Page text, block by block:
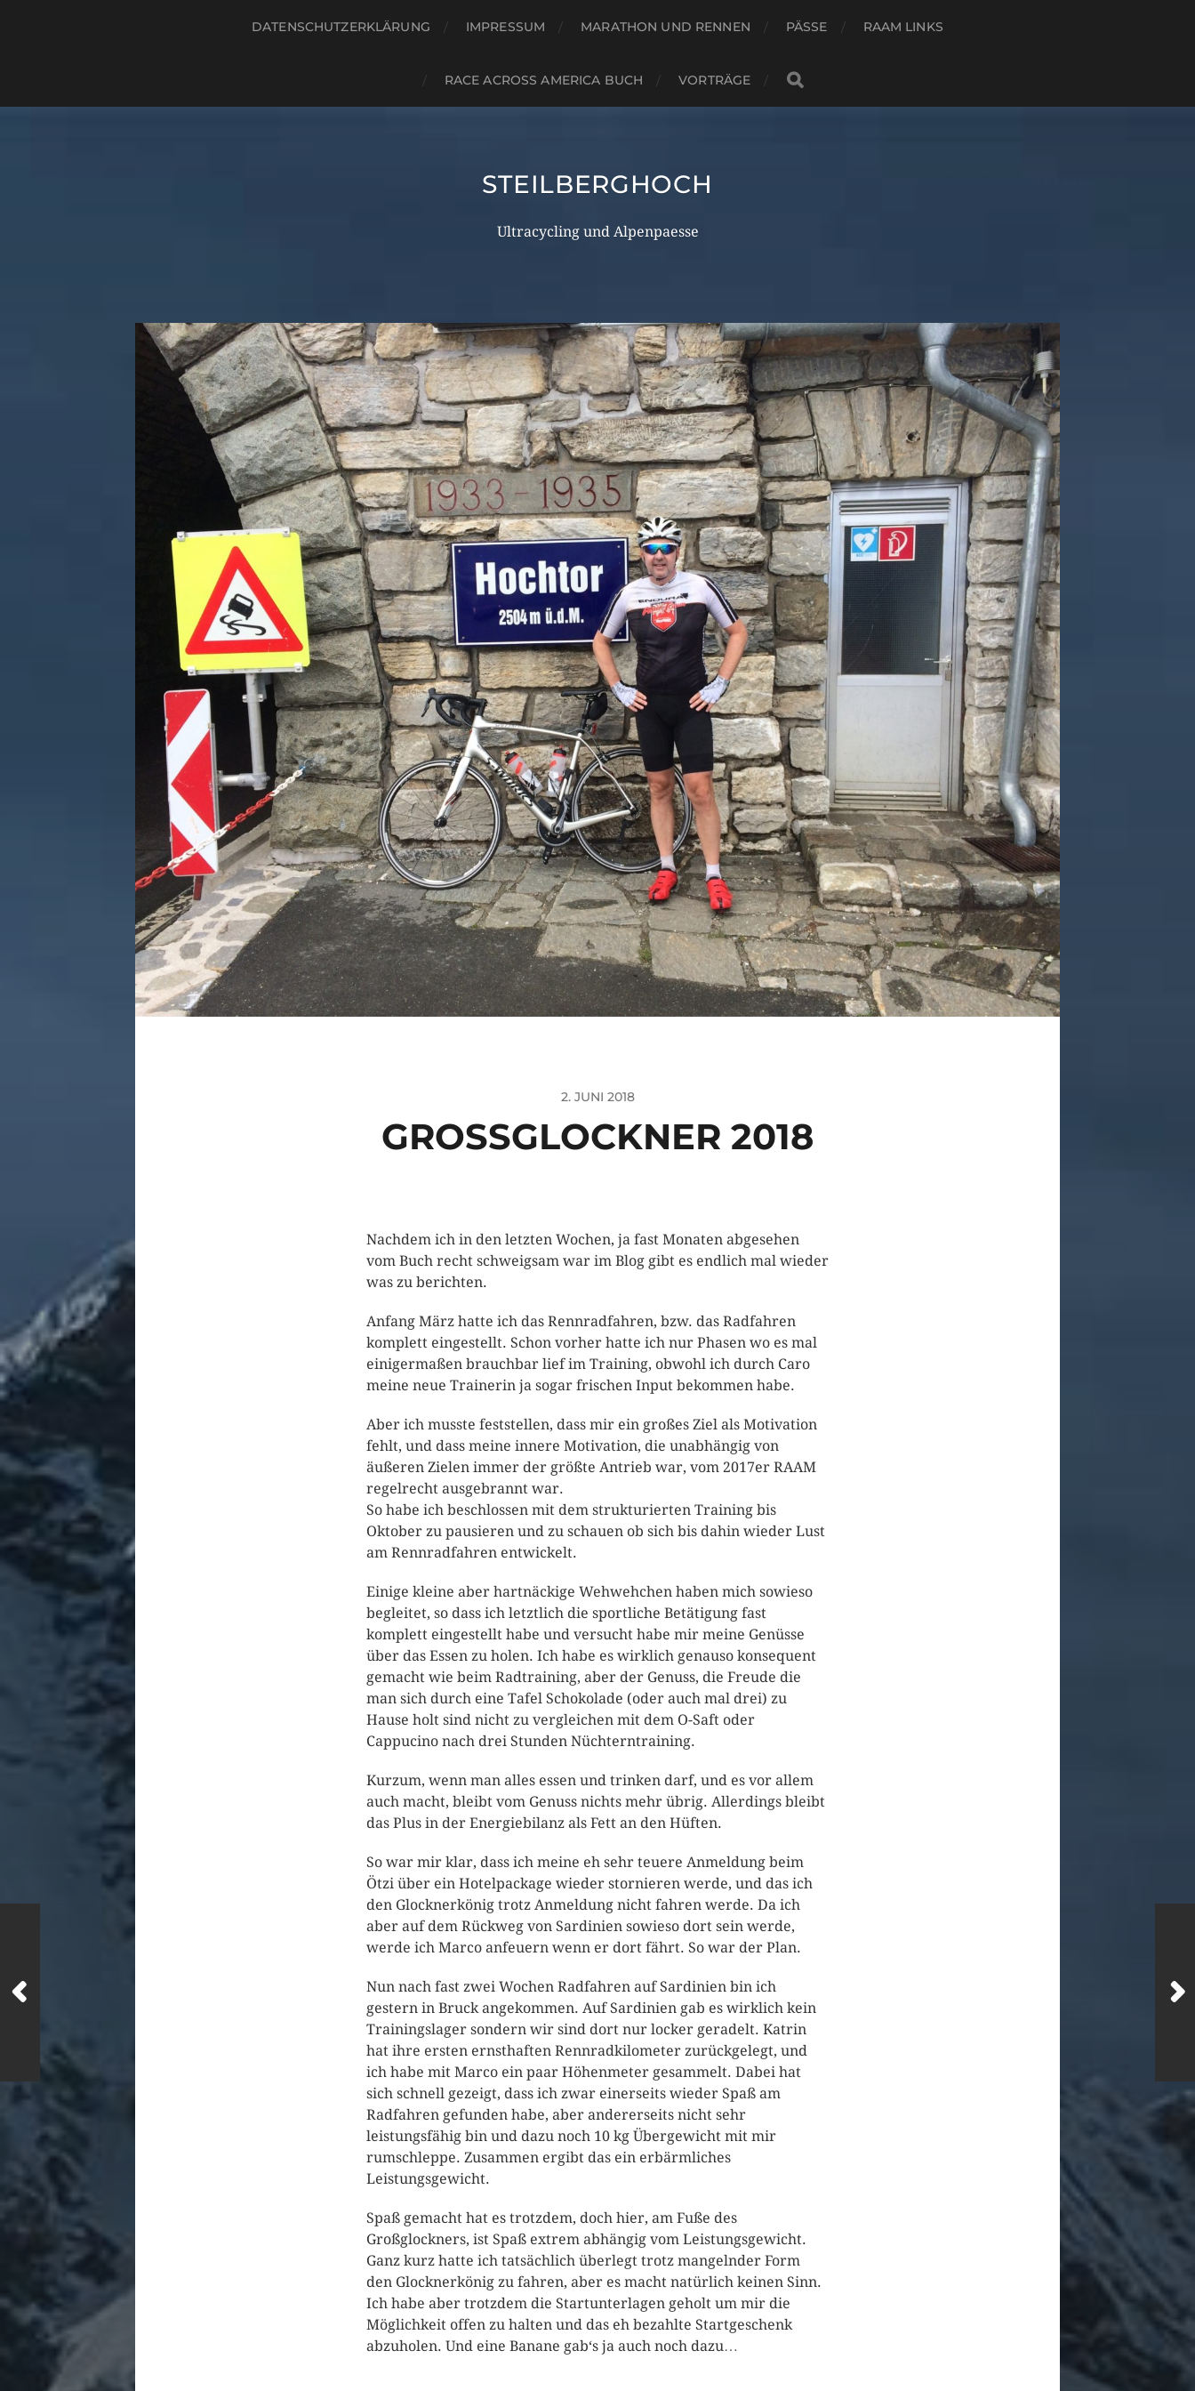
DATENSCHUTZERKLÄRUNG IMPRESSUM MARATHON UND RENNEN PÄSSE RAAM LINKS
RACE ACROSS AMERICA BUCH VORTRÄGE
STEILBERGHOCH
Ultracycling und Alpenpaesse
2. JUNI 2018
GROSSGLOCKNER 2018
Nachdem ich in den letzten Wochen, ja fast Monaten abgesehen
vom Buch recht schweigsam war im Blog gibt es endlich mal wieder
was zu berichten.
Anfang März hatte ich das Rennradfahren, bzw. das Radfahren
komplett eingestellt. Schon vorher hatte ich nur Phasen wo es mal
einigermaßen brauchbar lief im Training, obwohl ich durch Caro
meine neue Trainerin ja sogar frischen Input bekommen habe.
Aber ich musste feststellen, dass mir ein großes Ziel als Motivation
fehlt, und dass meine innere Motivation, die unabhängig von
äußeren Zielen immer der größte Antrieb war, vom 2017er RAAM
regelrecht ausgebrannt war.
So habe ich beschlossen mit dem strukturierten Training bis
Oktober zu pausieren und zu schauen ob sich bis dahin wieder Lust
am Rennradfahren entwickelt.
Einige kleine aber hartnäckige Wehwehchen haben mich sowieso
begleitet, so dass ich letztlich die sportliche Betätigung fast
komplett eingestellt habe und versucht habe mir meine Genüsse
über das Essen zu holen. Ich habe es wirklich genauso konsequent
gemacht wie beim Radtraining, aber der Genuss, die Freude die
man sich durch eine Tafel Schokolade (oder auch mal drei) zu
Hause holt sind nicht zu vergleichen mit dem O-Saft oder
Cappucino nach drei Stunden Nüchterntraining.
Kurzum, wenn man alles essen und trinken darf, und es vor allem
auch macht, bleibt vom Genuss nichts mehr übrig. Allerdings bleibt
das Plus in der Energiebilanz als Fett an den Hüften.
So war mir klar, dass ich meine eh sehr teuere Anmeldung beim
Ötzi über ein Hotelpackage wieder stornieren werde, und das ich
den Glocknerkönig trotz Anmeldung nicht fahren werde. Da ich
aber auf dem Rückweg von Sardinien sowieso dort sein werde,
werde ich Marco anfeuern wenn er dort fährt. So war der Plan.
Nun nach fast zwei Wochen Radfahren auf Sardinien bin ich
gestern in Bruck angekommen. Auf Sardinien gab es wirklich kein
Trainingslager sondern wir sind dort nur locker geradelt. Katrin
hat ihre ersten ernsthaften Rennradkilometer zurückgelegt, und
ich habe mit Marco ein paar Höhenmeter gesammelt. Dabei hat
sich schnell gezeigt, dass ich zwar einerseits wieder Spaß am
Radfahren gefunden habe, aber andererseits nicht sehr
leistungsfähig bin und dazu noch 10 kg Übergewicht mit mir
rumschleppe. Zusammen ergibt das ein erbärmliches
Leistungsgewicht.
Spaß gemacht hat es trotzdem, doch hier, am Fuße des
Großglockners, ist Spaß extrem abhängig vom Leistungsgewicht.
Ganz kurz hatte ich tatsächlich überlegt trotz mangelnder Form
den Glocknerkönig zu fahren, aber es macht natürlich keinen Sinn.
Ich habe aber trotzdem die Startunterlagen geholt um mir die
Möglichkeit offen zu halten und das eh bezahlte Startgeschenk
abzuholen. Und eine Banane gab‘s ja auch noch dazu…